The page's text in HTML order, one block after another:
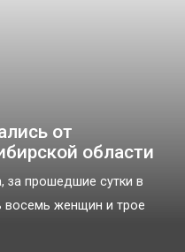
от
области
за прошедшие сутки в
восемь женщин и трое